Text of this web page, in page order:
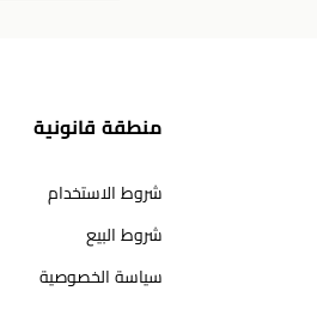
منطقة قانونية
شروط الاستخدام
شروط البيع
سياسة الخصوصية